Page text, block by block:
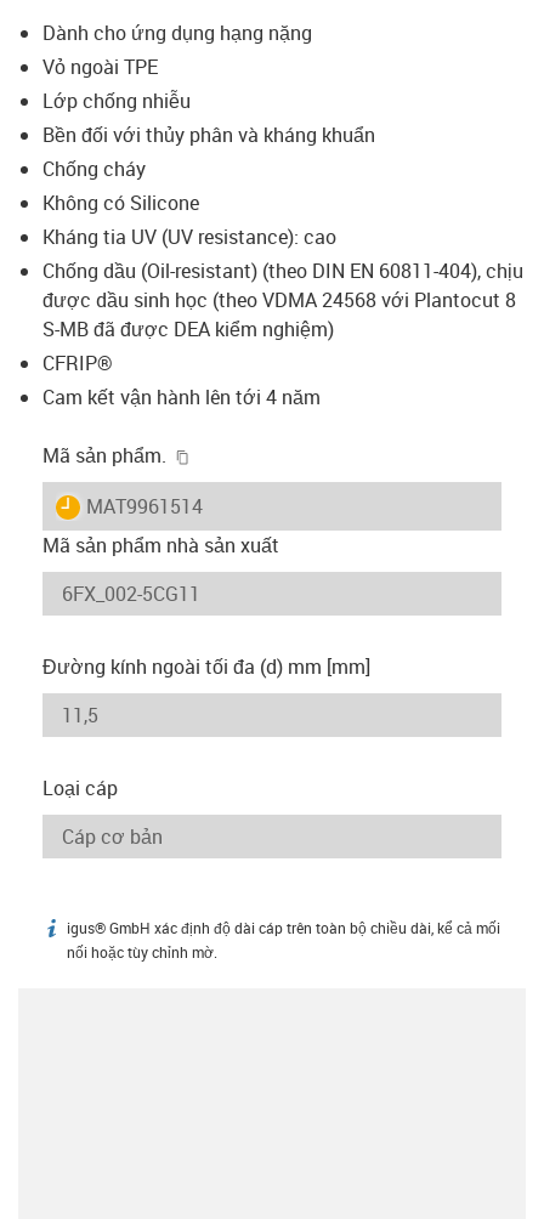
Dành cho ứng dụng hạng nặng
Vỏ ngoài TPE
Lớp chống nhiễu
Bền đối với thủy phân và kháng khuẩn
Chống cháy
Không có Silicone
Kháng tia UV (UV resistance): cao
Chống dầu (Oil-resistant) (theo DIN EN 60811-404), chịu
được dầu sinh học (theo VDMA 24568 với Plantocut 8
S-MB đã được DEA kiểm nghiệm)
CFRIP®
Cam kết vận hành lên tới 4 năm
Mã sản phẩm.
igus-icon-lieferzeit
MAT9961514
Mã sản phẩm nhà sản xuất
Đường kính ngoài tối đa (d) mm [mm]
Loại cáp
igus-icon-info
igus® GmbH xác định độ dài cáp trên toàn bộ chiều dài, kể cả mối
nối hoặc tùy chỉnh mờ.